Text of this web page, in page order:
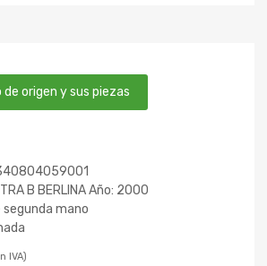
de origen y sus piezas
B BERLINA Año: 2000
segunda mano